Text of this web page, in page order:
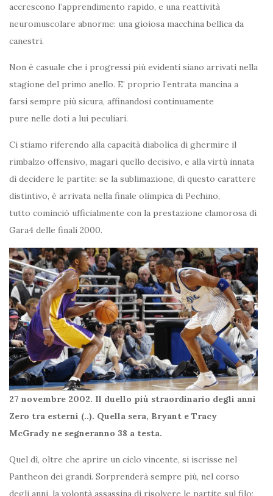
accrescono l’apprendimento rapido, e una reattività
neuromuscolare abnorme: una gioiosa macchina bellica da
canestri.
Non è casuale che i progressi più evidenti siano arrivati nella
stagione del primo anello. E’ proprio l’entrata mancina a
farsi sempre più sicura, affinandosi continuamente
pure nelle doti a lui peculiari.
Ci stiamo riferendo alla capacità diabolica di ghermire il
rimbalzo offensivo, magari quello decisivo, e alla virtù innata
di decidere le partite: se la sublimazione, di questo carattere
distintivo, è arrivata nella finale olimpica di Pechino,
tutto cominciò ufficialmente con la prestazione clamorosa di
Gara4 delle finali 2000.
27 novembre 2002. Il duello più straordinario degli anni
Zero tra esterni (..). Quella sera, Bryant e Tracy
McGrady ne segneranno 38 a testa.
Quel dì, oltre che aprire un ciclo vincente, si iscrisse nel
Pantheon dei grandi. Sorprenderà sempre più, nel corso
degli anni, la volontà assassina di risolvere le partite sul filo;